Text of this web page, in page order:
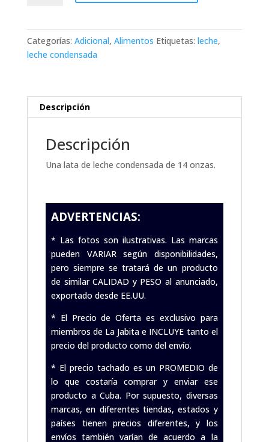
Categorías: Adicional, Alimentos Etiquetas: leche,
leche condensada
Descripción
Descripción
Una lata de leche condensada de 14 onzas.
ADVERTENCIAS:
* Las fotos son ilustrativas. Las marcas
pueden VARIAR según disponibilidades,
pero siempre se tratará de un producto
de similar CALIDAD y PESO al anunciado,
exportado desde EE.UU.
* El Precio de Oferta es exclusivo para
miembros de La Jabita e INCLUYE tanto el
precio del producto como del envío.
* El precio tachado es un PROMEDIO de
lo que costaría comprar y enviar ese
producto a Cuba. Por supuesto, diversas
marcas, en diferentes tiendas, estados y
países tienen precios diferentes, y los
envíos también varían de acuerdo a la